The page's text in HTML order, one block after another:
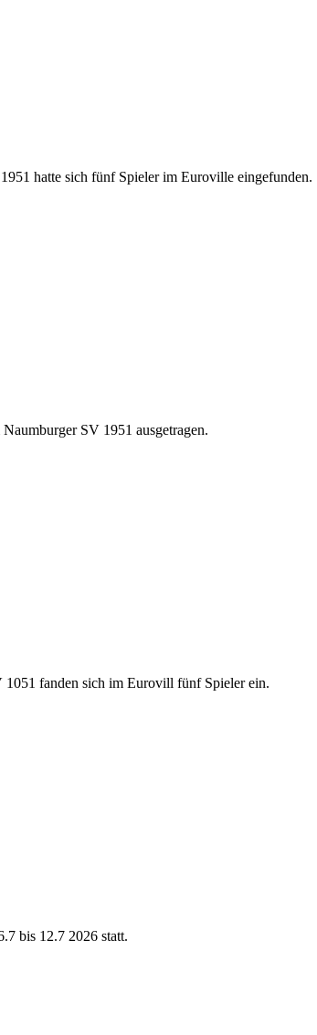
hatte sich fünf Spieler im Euroville eingefunden.
SV 1951 ausgetragen.
fanden sich im Eurovill fünf Spieler ein.
bis 12.7 2026 statt.